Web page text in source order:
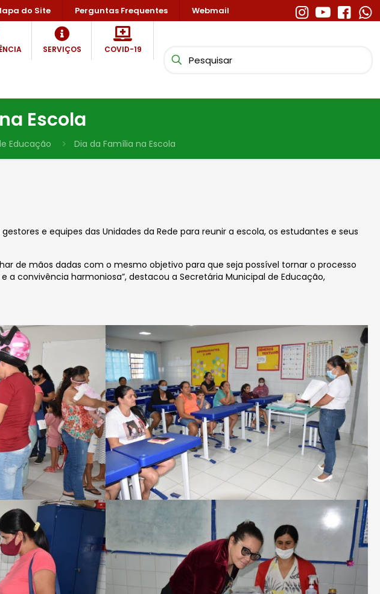
do Site Perguntas Frequentes Webmail
SERVIÇOS COVID-19
Escola
Educação Dia da Família na Escola
e equipes das Unidades da Rede para reunir a escola, os estudantes e seus
de mãos dadas com o mesmo objetivo para que seja possível tornar o processo
e a convivênciaharmoniosa”, destacou a Secretária Municipal de Educação,